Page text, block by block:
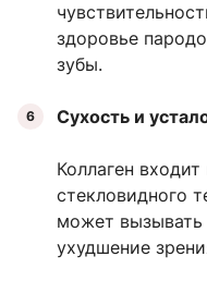
здоровье
зубы.
Сухость и
Коллаген
стекловидного
может вызывать
ухудшение